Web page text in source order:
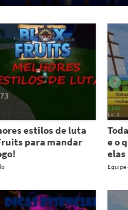
estilos de luta
para mandar
e o
elas
Equipe